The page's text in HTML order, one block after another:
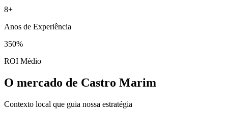
8+
Anos de Experiência
350%
ROI Médio
O mercado de Castro Marim
Contexto local que guia nossa estratégia